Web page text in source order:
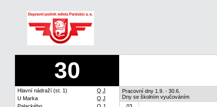
30
Hlavní nádraží (st. 1) Q J
U Marka
Q J
Pracovní dny 1.9. - 30.6.
Dny se školním vyučováním